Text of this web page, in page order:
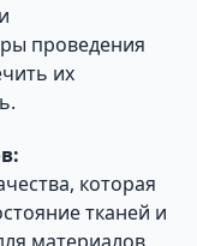
проведения
их
которая
тканей и